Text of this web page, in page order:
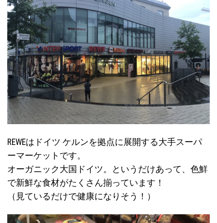
REWEはドイツ ケルンを拠点に展開する大手スーパ
ーマーケットです。
オーガニック大国ドイツ。というだけあって、色鮮
で新鮮な食材がたくさん揃っています！
（見ているだけで健康になりそう！）